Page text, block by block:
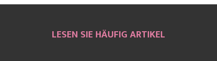
LESEN SIE HÄUFIG ARTIKEL